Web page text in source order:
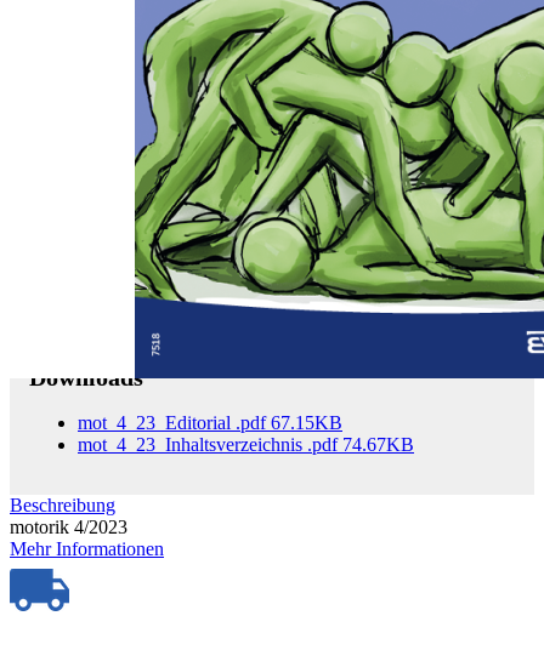
Zum Anfang der Bildergalerie springen
motorik 4/2023
inkl. MwSt.
Zum Warenkorb hinzufügen
Downloads
mot_4_23_Editorial .pdf 67.15KB
mot_4_23_Inhaltsverzeichnis .pdf 74.67KB
Beschreibung
motorik 4/2023
Mehr Informationen